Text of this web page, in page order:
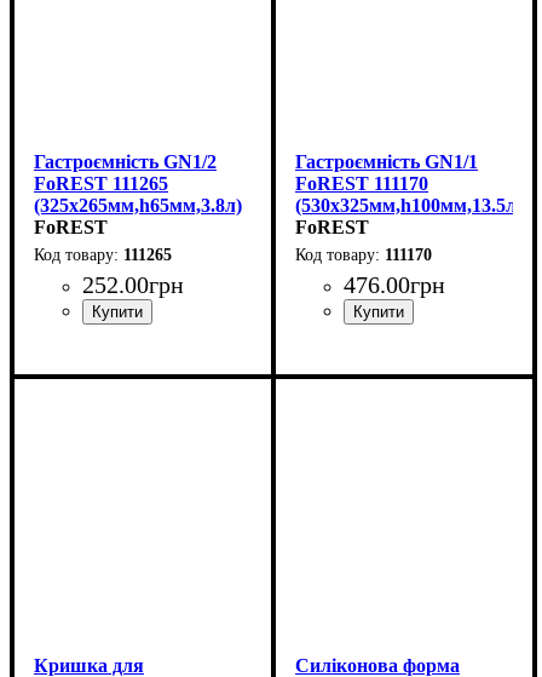
Гастроємність GN1/2
FoREST 111265
(325х265мм,h65мм,3.8л)
FoREST
111265
252.00грн
Гастроємність GN1/1
FoREST 111170
(530x325мм,h100мм,13.5л)
FoREST
111170
476.00грн
Кришка для
Силіконова форма